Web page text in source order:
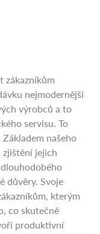
zákazníkům
nejmodernější
výrobců a to
servisu. To
našeho
zjištění jejich
důvěry. Svoje
kterým
co skutečně
produktivní